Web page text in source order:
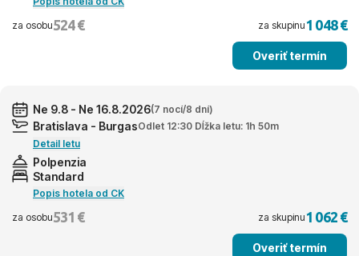
za osobu524 € za skupinu1 048 €
Overiť termín
Ne 9.8 - Ne 16.8.2026(7 nocí/8 dní)
Bratislava - BurgasOdlet 12:30 Dĺžka letu: 1h 50m
Detail letu
Polpenzia
Standard
Popis hotela od CK
za osobu531 € za skupinu1 062 €
Overiť termín